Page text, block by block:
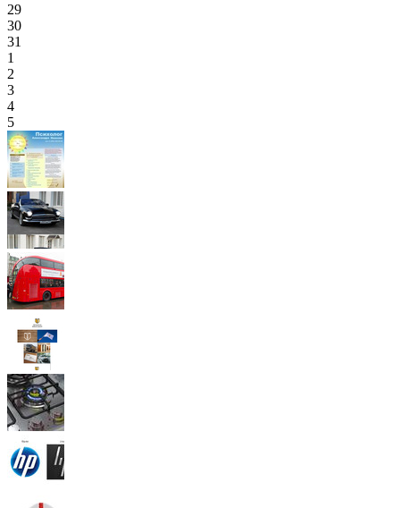
29
30
31
1
2
3
4
5